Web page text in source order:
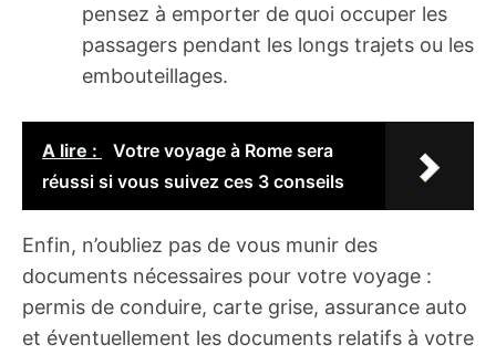
pensez à emporter de quoi occuper les
passagers pendant les longs trajets ou les
embouteillages.
A lire :
Votre voyage à Rome sera
réussi si vous suivez ces 3 conseils
Enfin, n’oubliez pas de vous munir des
documents nécessaires pour votre voyage :
permis de conduire, carte grise, assurance auto
et éventuellement les documents relatifs à votre